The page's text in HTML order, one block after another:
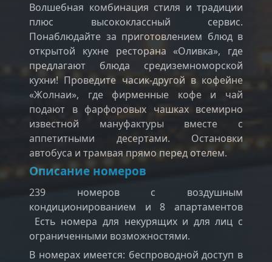
Волшебная комбинация стиля и традиции
плюс высококлассный сервис.
Понаблюдайте за приготовлением блюд в
открытой кухне ресторана «Оливка», где
предлагают блюда средиземноморской
кухни! Проведите часик-другой в кофейне
«Жолнаи», где фирменные кофе и чай
подают в фарфоровых чашках всемирно
известной мануфактуры вместе с
аппетитными десертами. Остановки
автобуса и трамвая прямо перед отелем.
Описание номеров
239 номеров с воздушным
кондиционированием и 8 апартаментов
Есть номера для некурящих и для лиц с
ограниченными возможностями.
В номерах имеется: беспроводной доступ в